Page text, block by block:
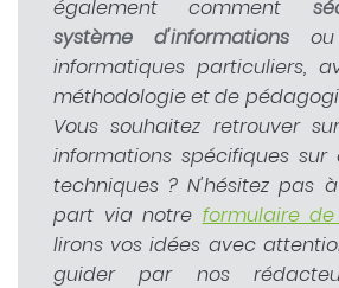
également comment
système d'informations ou
informatiques particuliers,
méthodologie et de
Vous souhaitez retrouver
informations spécifiques sur
techniques ? N'hésitez pas
part via notre formulaire
lirons vos idées avec
guider par nos